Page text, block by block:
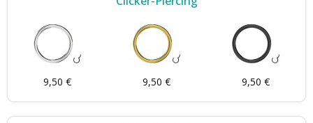
9,50 € 9,50 € 9,50 €